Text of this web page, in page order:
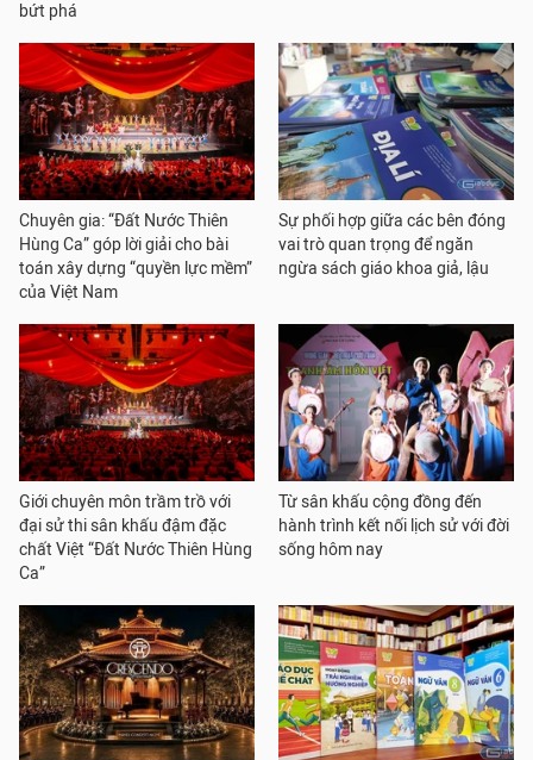
bứt phá
Chuyên gia: “Đất Nước Thiên
Hùng Ca” góp lời giải cho bài
toán xây dựng “quyền lực mềm”
của Việt Nam
Sự phối hợp giữa các bên đóng
vai trò quan trọng để ngăn
ngừa sách giáo khoa giả, lậu
Giới chuyên môn trầm trồ với
đại sử thi sân khấu đậm đặc
chất Việt “Đất Nước Thiên Hùng
Ca”
Từ sân khấu cộng đồng đến
hành trình kết nối lịch sử với đời
sống hôm nay